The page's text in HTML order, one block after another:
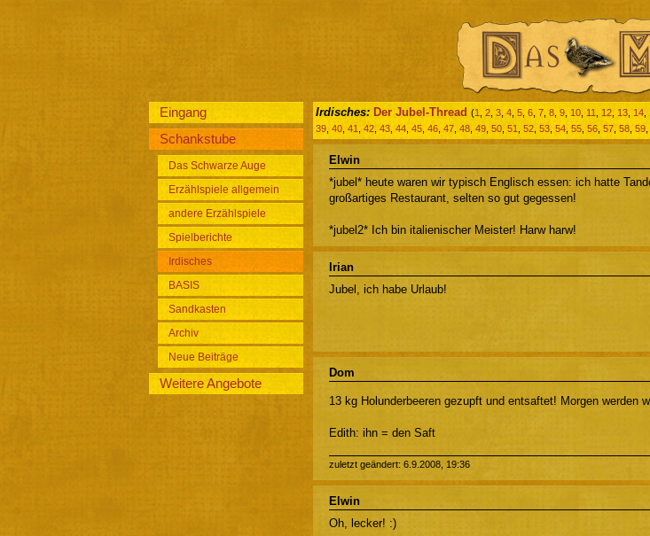
Eingang
Schankstube
Das Schwarze Auge
Erzählspiele allgemein
andere Erzählspiele
Spielberichte
Irdisches
BASIS
Sandkasten
Archiv
Neue Beiträge
Weitere Angebote
Irdisches: Der Jubel-Thread (1 2 3 4 5 6 7 8 9 10 11 12 13 14
39 40 41 42 43 44 45 46 47 48 49 50 51 52 53 54 55 56 57 58 59
Elwin
*jubel* heute waren wir typisch Englisch essen: ich hatte
großartiges Restaurant, selten so gut gegessen!
*jubel2* Ich bin italienischer Meister! Harw harw!
Irian
Jubel, ich habe Urlaub!
Dom
13 kg Holunderbeeren gezupft und entsaftet! Morgen werden
Edith: ihn = den Saft
zuletzt geändert: 6.9.2008, 19:36
Elwin
Oh, lecker! :)